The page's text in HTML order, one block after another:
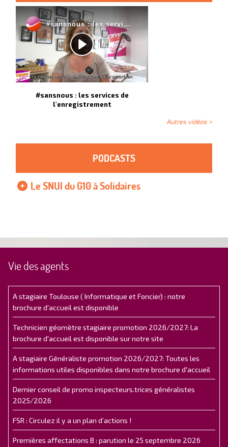
#sansnous : les services de
l'enregistrement
Autres vidéos >
PODCASTS
Le SNUI du G10 à Solidaires
Vie des agents
A stagiaire Toulouse ( Informatique et Foncier) : notre
brochure d'accueil est disponible
Technicien géomètre stagiaire promotion 2026/2027: La
brochure d'accueil est disponible sur notre site
A stagiaire Généraliste promotion 2026/2027: Toutes les
informations utiles disponibles dans notre brochure d'accueil
Dernier conseil de promo inspecteurs.trices généralistes
2025/2026
FSR : Circulez il y a un plan d’actions !
Premières affectations B : parution le 25 septembre 2026